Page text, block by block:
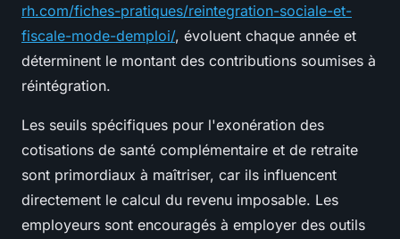
rh.com/fiches-pratiques/reintegration-sociale-et-
fiscale-mode-demploi/, évoluent chaque année et
déterminent le montant des contributions soumises à
réintégration.
Les seuils spécifiques pour l'exonération des
cotisations de santé complémentaire et de retraite
sont primordiaux à maîtriser, car ils influencent
directement le calcul du revenu imposable. Les
employeurs sont encouragés à employer des outils